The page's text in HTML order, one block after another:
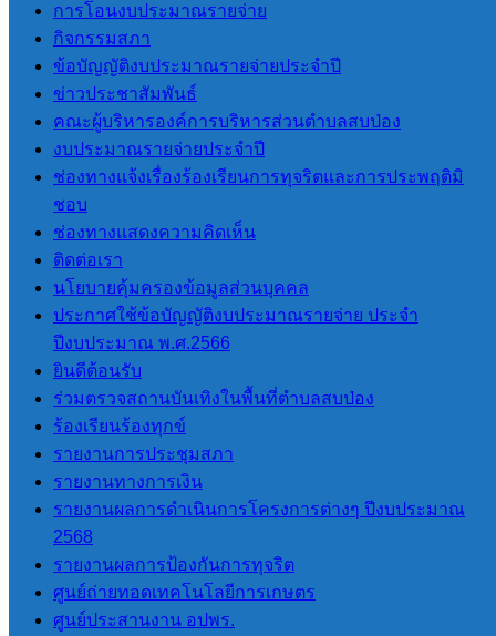
การโอนงบประมาณรายจ่าย
กิจกรรมสภา
ข้อบัญญัติงบประมาณรายจ่ายประจำปี
ข่าวประชาสัมพันธ์
คณะผู้บริหารองค์การบริหารส่วนตำบลสบป่อง
งบประมาณรายจ่ายประจำปี
ช่องทางแจ้งเรื่องร้องเรียนการทุจริตและการประพฤติมิ
ชอบ
ช่องทางแสดงความคิดเห็น
ติดต่อเรา
นโยบายคุ้มครองข้อมูลส่วนบุคคล
ประกาศใช้ข้อบัญญัติงบประมาณรายจ่าย ประจำ
ปีงบประมาณ พ.ศ.2566
ยินดีต้อนรับ
ร่วมตรวจสถานบันเทิงในพื้นที่ตำบลสบป่อง
ร้องเรียนร้องทุกข์
รายงานการประชุมสภา
รายงานทางการเงิน
รายงานผลการดำเนินการโครงการต่างๆ ปีงบประมาณ
2568
รายงานผลการป้องกันการทุจริต
ศูนย์ถ่ายทอดเทคโนโลยีการเกษตร
ศูนย์ประสานงาน อปพร.
ป่อง
วิสัยทัศน์การพัฒนา
อำนาจหน้าที่
ติดต่อเรา
หน่วยตรวจสอบภายใน
การโอนงบประมาณรายจ่าย
การติดตามประเมินผลระบบการ
ควบคุมภายใน
ITA
การประเมินคุณธรรมและ ความ
โปร่งใสของ อปท. (ITA) 2565
การประเมินคุณธรรมและ ความ
โปร่งใสของ อปท. (ITA) 2566
การประเมินคุณธรรมและความ
โปร่งใสของ อปท. (ITA) 2567
การประเมินคุณธรรมและความ
โปร่งใสของ อปท. (ITA) 2568
การประเมินคุณธรรมและความ